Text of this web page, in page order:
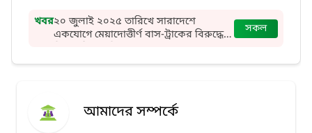
খবর২০ জুলাই ২০২৫ তারিখে সারাদেশে
একযোগে মেয়াদোত্তীর্ণ বাস-ট্রাকের বিরুদ্ধে
সকল
আমাদের সম্পর্কে